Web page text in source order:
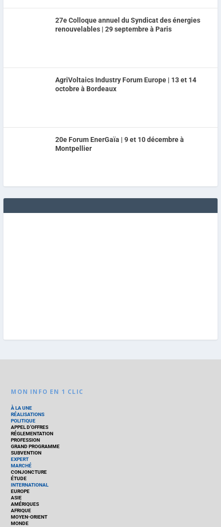
27e Colloque annuel du Syndicat des énergies
renouvelables | 29 septembre à Paris
AgriVoltaics Industry Forum Europe | 13 et 14
octobre à Bordeaux
20e Forum EnerGaïa | 9 et 10 décembre à
Montpellier
MON INFO EN 1 CLIC
À LA UNE
RÉALISATIONS
POLITIQUE
APPEL D’OFFRES
RÉGLEMENTATION
PROFESSION
GRAND PROGRAMME
SUBVENTION
EXPERT
MARCHÉ
CONJONCTURE
ÉTUDE
INTERNATIONAL
EUROPE
ASIE
AMÉRIQUES
AFRIQUE
MOYEN-ORIENT
MONDE